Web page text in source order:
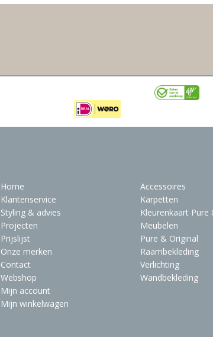
Home
Klantenservice
Styling & advies
Projecten
Prijslijst
Onze merken
Contact
Webshop
Mijn account
Mijn winkelwagen
Accessoires
Karpetten
Kleurenkaart Pure
Meubelen
Pure & Original
Raambekleding
Verlichting
Wandbekleding